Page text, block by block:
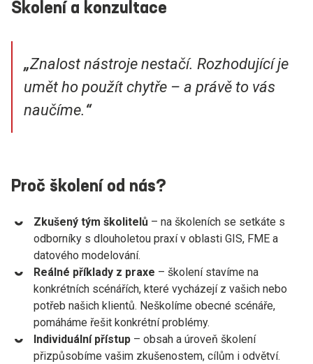
Školení a konzultace
„Znalost nástroje nestačí. Rozhodující je
umět ho použít chytře – a právě to vás
naučíme. “
Proč školení od nás?
Zkušený tým školitelů – na školeních se setkáte s
odborníky s dlouholetou praxí v oblasti GIS, FME a
datového modelování.
Reálné příklady z praxe – školení stavíme na
konkrétních scénářích, které vycházejí z vašich nebo
potřeb našich klientů. Neškolíme obecné scénáře,
pomáháme řešit konkrétní problémy.
Individuální přístup – obsah a úroveň školení
přizpůsobíme vašim zkušenostem, cílům i odvětví.